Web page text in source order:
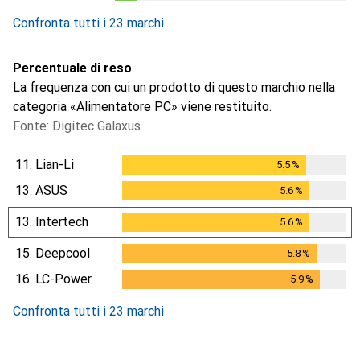
Confronta tutti i 23 marchi
Percentuale di reso
La frequenza con cui un prodotto di questo marchio nella
categoria «Alimentatore PC» viene restituito.
Fonte: Digitec Galaxus
11. Lian-Li 5.5%
13. ASUS 5.6%
13. Intertech 5.6%
15. Deepcool 5.8%
5.8%
16. LC-Power 5.9%
Confronta tutti i 23 marchi